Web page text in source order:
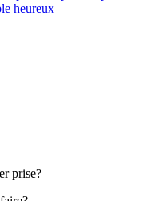
heureux
prise?